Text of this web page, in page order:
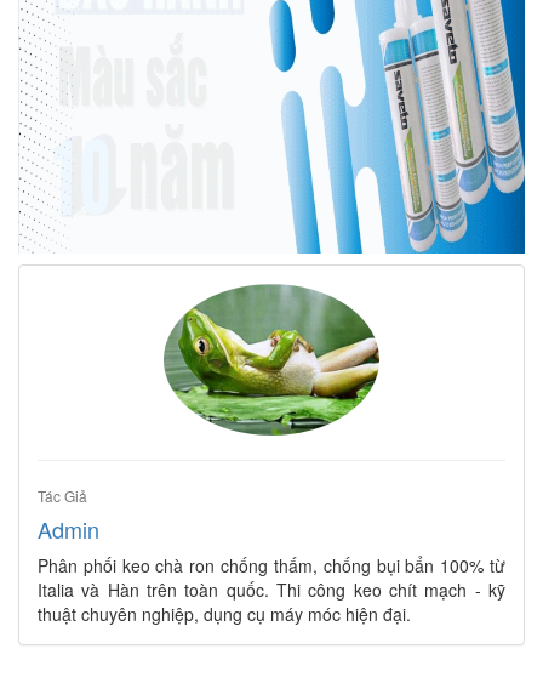
Tác Giả
Admin
Phân phối keo chà ron chống thấm, chống bụi bẩn 100% từ
Italia và Hàn trên toàn quốc. Thi công keo chít mạch - kỹ
thuật chuyên nghiệp, dụng cụ máy móc hiện đại.